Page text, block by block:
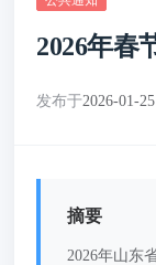
2026年春
发布于2026-01-25
摘要
2026年山东